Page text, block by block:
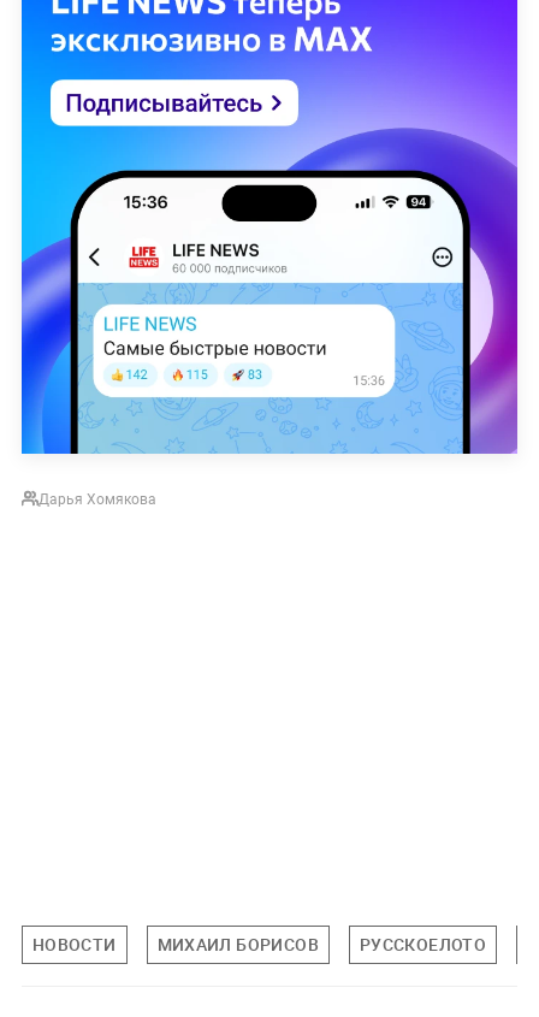
Дарья Хомякова
НОВОСТИ МИХАИЛ БОРИСОВ РУССКОЕЛОТО